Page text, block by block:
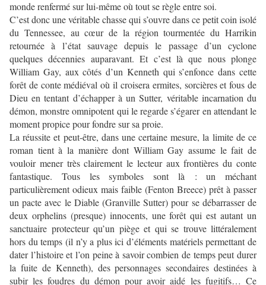
monde renfermé sur lui-même où tout se règle entre soi.
C’est donc une véritable chasse qui s’ouvre dans ce petit coin isolé
du Tennessee, au cœur de la région tourmentée du Harrikin
retournée à l’état sauvage depuis le passage d’un cyclone
quelques décennies auparavant. Et c’est là que nous plonge
William Gay, aux côtés d’un Kenneth qui s’enfonce dans cette
forêt de conte médiéval où il croisera ermites, sorcières et fous de
Dieu en tentant d’échapper à un Sutter, véritable incarnation du
démon, monstre omnipotent qui le regarde s’égarer en attendant le
moment propice pour fondre sur sa proie.
La réussite et peut-être, dans une certaine mesure, la limite de ce
roman tient à la manière dont William Gay assume le fait de
vouloir mener très clairement le lecteur aux frontières du conte
fantastique. Tous les symboles sont là : un méchant
particulièrement odieux mais faible (Fenton Breece) prêt à passer
un pacte avec le Diable (Granville Sutter) pour se débarrasser de
deux orphelins (presque) innocents, une forêt qui est autant un
sanctuaire protecteur qu’un piège et qui se trouve littéralement
hors du temps (il n’y a plus ici d’éléments matériels permettant de
dater l’histoire et l’on peine à savoir combien de temps peut durer
la fuite de Kenneth), des personnages secondaires destinées à
subir les foudres du démon pour avoir aidé les fugitifs… Ce